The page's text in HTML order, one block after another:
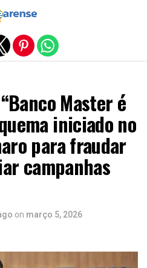
Master é
iniciado no
para fraudar
campanhas
on março 5, 2026
mobile